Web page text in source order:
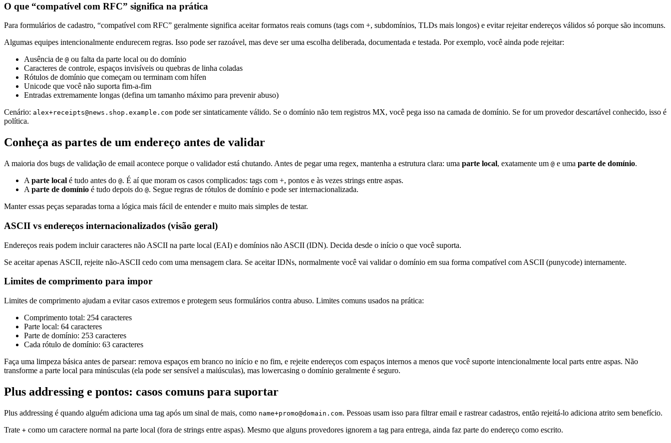
O que “compatível com RFC” significa na prática
Para formulários de cadastro, “compatível com RFC” geralmente significa aceitar formatos reais comuns (tags com +, subdomínios, TLDs mais longos) e evitar rejeitar endereços válidos só porque são incomuns.
Algumas equipes intencionalmente endurecem regras. Isso pode ser razoável, mas deve ser uma escolha deliberada, documentada e testada. Por exemplo, você ainda pode rejeitar:
Ausência de @ ou falta da parte local ou do domínio
Caracteres de controle, espaços invisíveis ou quebras de linha coladas
Rótulos de domínio que começam ou terminam com hífen
Unicode que você não suporta fim-a-fim
Entradas extremamente longas (defina um tamanho máximo para prevenir abuso)
Cenário: alex+receipts@news.shop.example.com pode ser sintaticamente válido. Se o domínio não tem registros MX, você pega isso na camada de domínio. Se for um provedor descartável conhecido, isso é
política.
Conheça as partes de um endereço antes de validar
A maioria dos bugs de validação de email acontece porque o validador está chutando. Antes de pegar uma regex, mantenha a estrutura clara: uma parte local, exatamente um @ e uma parte de domínio.
A parte local é tudo antes do @. É aí que moram os casos complicados: tags com +, pontos e às vezes strings entre aspas.
A parte de domínio é tudo depois do @. Segue regras de rótulos de domínio e pode ser internacionalizada.
Manter essas peças separadas torna a lógica mais fácil de entender e muito mais simples de testar.
ASCII vs endereços internacionalizados (visão geral)
Endereços reais podem incluir caracteres não ASCII na parte local (EAI) e domínios não ASCII (IDN). Decida desde o início o que você suporta.
Se aceitar apenas ASCII, rejeite não-ASCII cedo com uma mensagem clara. Se aceitar IDNs, normalmente você vai validar o domínio em sua forma compatível com ASCII (punycode) internamente.
Limites de comprimento para impor
Limites de comprimento ajudam a evitar casos extremos e protegem seus formulários contra abuso. Limites comuns usados na prática:
Comprimento total: 254 caracteres
Parte local: 64 caracteres
Parte de domínio: 253 caracteres
Cada rótulo de domínio: 63 caracteres
Faça uma limpeza básica antes de parsear: remova espaços em branco no início e no fim, e rejeite endereços com espaços internos a menos que você suporte intencionalmente local parts entre aspas. Não
transforme a parte local para minúsculas (ela pode ser sensível a maiúsculas), mas lowercasing o domínio geralmente é seguro.
Plus addressing e pontos: casos comuns para suportar
Plus addressing é quando alguém adiciona uma tag após um sinal de mais, como name+promo@domain.com. Pessoas usam isso para filtrar email e rastrear cadastros, então rejeitá-lo adiciona atrito sem benefício.
Trate + como um caractere normal na parte local (fora de strings entre aspas). Mesmo que alguns provedores ignorem a tag para entrega, ainda faz parte do endereço como escrito.